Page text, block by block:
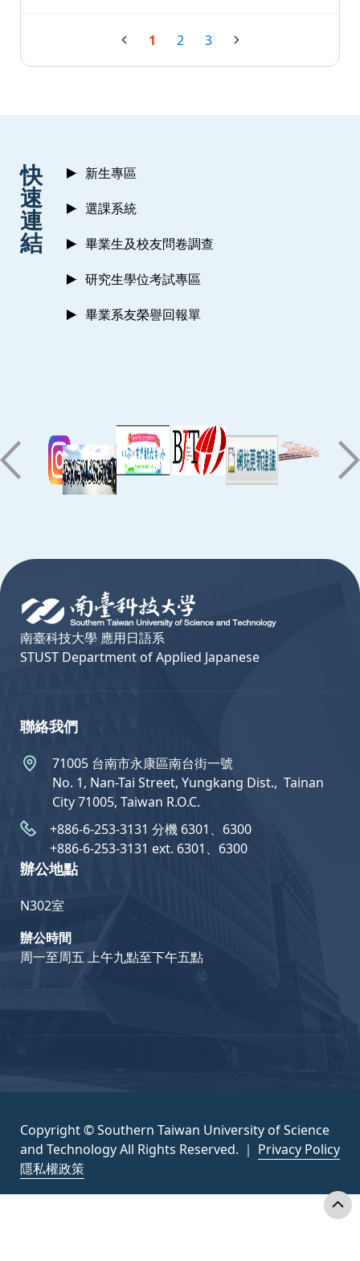
1 2 3
快
速
連
結
新生專區
選課系統
畢業生及校友問卷調查
研究生學位考試專區
畢業系友榮譽回報單
南臺科技大學 應用日語系
STUST Department of Applied Japanese
聯絡我們
71005 台南市永康區南台街一號
No. 1, Nan-Tai Street, Yungkang Dist.,  Tainan
City 71005, Taiwan R.O.C.
+886-6-253-3131 分機 6301、6300
+886-6-253-3131 ext. 6301、6300
辦公地點
N302室
辦公時間
周一至周五 上午九點至下午五點
Copyright © Southern Taiwan University of Science
and Technology All Rights Reserved. ｜ Privacy Policy
隱私權政策